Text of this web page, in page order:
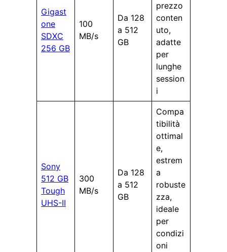
Gigast
one
SDXC
256 GB
100
MB/s
Da 128
a 512
GB
prezzo
conten
uto,
adatte
per
lunghe
session
i
Sony
512 GB
Tough
UHS-II
300
MB/s
Da 128
a 512
GB
Compa
tibilità
ottimal
e,
estrem
a
robuste
zza,
ideale
per
condizi
oni